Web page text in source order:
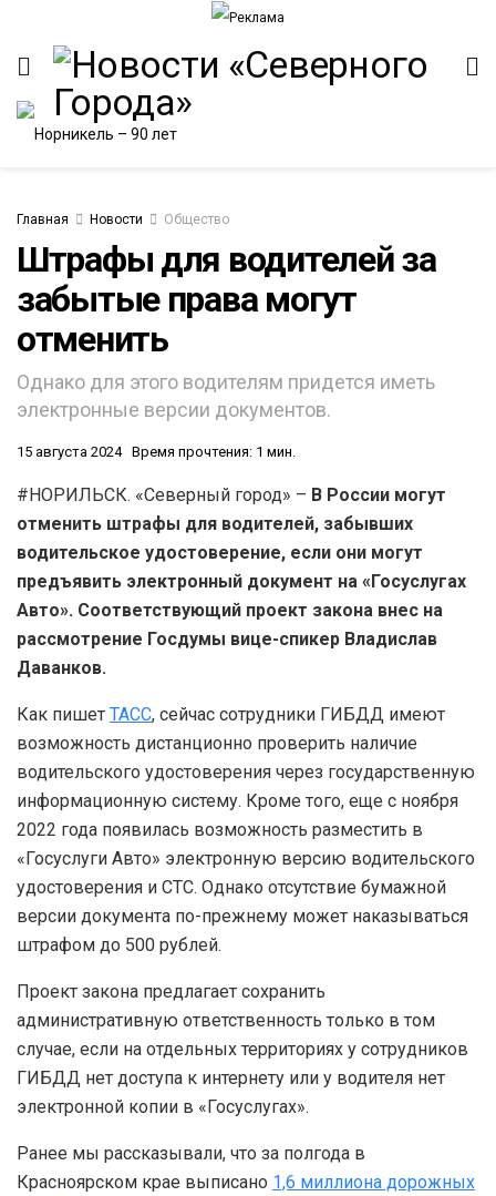
Главная Новости Общество
Штрафы для водителей за
забытые права могут
отменить
Однако для этого водителям придется иметь
электронные версии документов.
15 августа 2024 Время прочтения: 1 мин.
#НОРИЛЬСК. «Северный город» – В России могут
отменить штрафы для водителей, забывших
водительское удостоверение, если они могут
предъявить электронный документ на «Госуслугах
Авто». Соответствующий проект закона внес на
рассмотрение Госдумы вице-спикер Владислав
Даванков.
Как пишет ТАСС, сейчас сотрудники ГИБДД имеют
возможность дистанционно проверить наличие
водительского удостоверения через государственную
информационную систему. Кроме того, еще с ноября
2022 года появилась возможность разместить в
«Госуслуги Авто» электронную версию водительского
удостоверения и СТС. Однако отсутствие бумажной
версии документа по-прежнему может наказываться
штрафом до 500 рублей.
Проект закона предлагает сохранить
административную ответственность только в том
случае, если на отдельных территориях у сотрудников
ГИБДД нет доступа к интернету или у водителя нет
электронной копии в «Госуслугах».
Ранее мы рассказывали, что за полгода в
Красноярском крае выписано 1,6 миллиона дорожных